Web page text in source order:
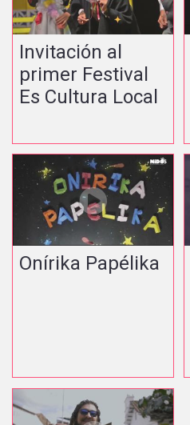
Invitación al
primer Festival
Es Cultura Local
Onírika Papélika